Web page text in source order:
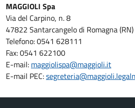
MAGGIOLI Spa
Via del Carpino, n. 8
47822 Santarcangelo di Romagna (RN)
Telefono: 0541 628111
Fax: 0541 622100
E-mail: maggiolispa@maggioli.it
E-mail PEC: